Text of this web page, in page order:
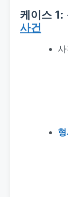
케이스 1:
사건